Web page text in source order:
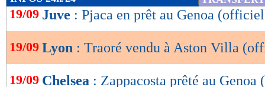
de
OK
19/09 Juve : Pjaca en prêt au Genoa
19/09 Lyon : Traoré vendu à Aston Villa
19/09 Chelsea : Zappacosta prêté au Genoa